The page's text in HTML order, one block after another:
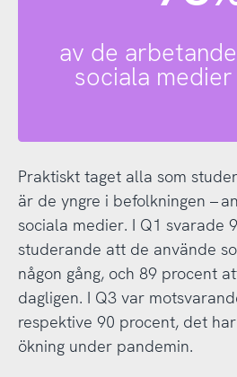
av de
sociala
Praktiskt taget alla som
är de yngre i befolkningen –
sociala medier. I Q1 svarade
studerande att de använde
någon gång, och 89 procent
dagligen. I Q3 var
respektive 90 procent, det
ökning under pandemin.